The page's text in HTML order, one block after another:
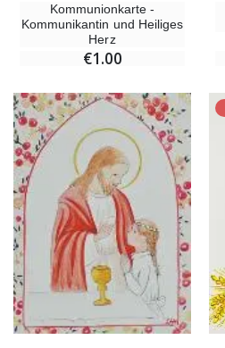
Kommunionkarte -
Kommunikantin und Heiliges
Herz
€1.00